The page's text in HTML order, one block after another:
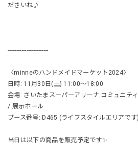
ださいね♪
------------------------
〈minneのハンドメイドマーケット2024〉
日時: 11月30日(土) 11:00〜18:00
会場: さいたまスーパーアリーナ コミュニテ
/ 展示ホール
ブース番号: D465 (ライフスタイルエリアです)
当日は以下の商品を販売予定です✨